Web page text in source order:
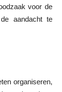
voor de
aandacht te
organiseren,